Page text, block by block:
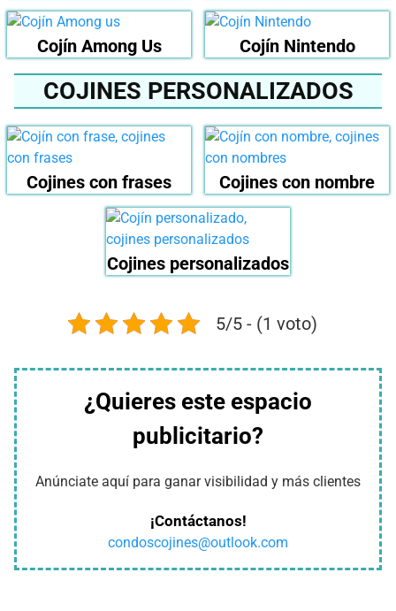
Cojín Among Us Cojín Nintendo
COJINES PERSONALIZADOS
Cojines con frases Cojines con nombre
Cojines personalizados
5/5 - (1 voto)
¿Quieres este espacio
publicitario?
Anúnciate aquí para ganar visibilidad y más clientes
¡Contáctanos!
condoscojines@outlook.com